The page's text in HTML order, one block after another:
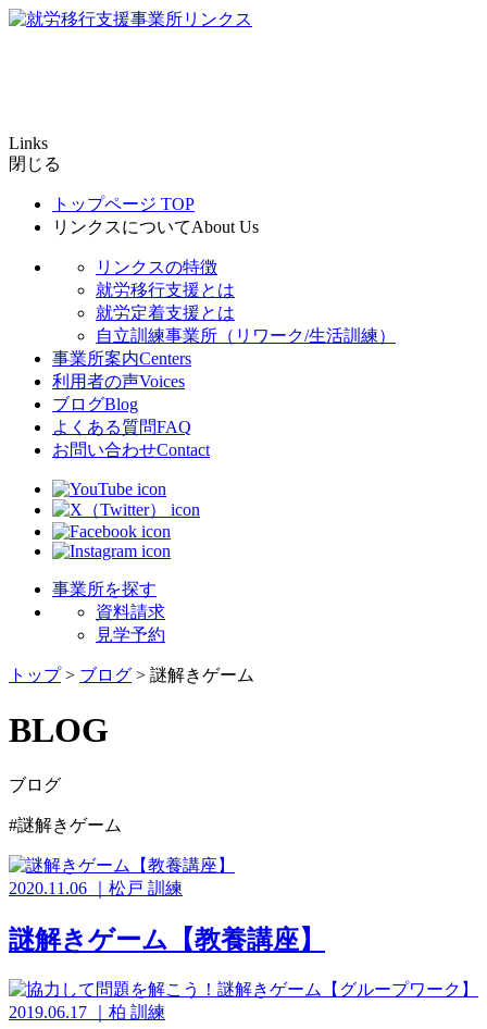
Links
閉じる
トップページ TOP
リンクスについてAbout Us
リンクスの特徴
就労移行支援とは
就労定着支援とは
自立訓練事業所（リワーク/生活訓練）
事業所案内Centers
利用者の声Voices
ブログBlog
よくある質問FAQ
お問い合わせContact
事業所を探す
資料請求
見学予約
トップ> ブログ > 謎解きゲーム
BLOG
ブログ
#謎解きゲーム
2020.11.06 松戸 訓練
謎解きゲーム【教養講座】
2019.06.17 柏 訓練